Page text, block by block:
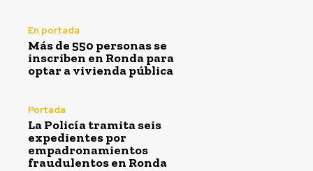
En portada
Más de 550 personas se
inscriben en Ronda para
optar a vivienda pública
Portada
La Policía tramita seis
expedientes por
empadronamientos
fraudulentos en Ronda